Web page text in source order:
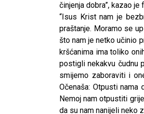
činjenja dobra”, kazao je
“Isus Krist nam je
praštanje. Moramo se
što nam je netko učinio
kršćanima ima toliko
postigli nekakvu čudnu
smijemo zaboraviti i
Očenaša: Otpusti
Nemoj nam otpustiti
da su nam nanijeli neko